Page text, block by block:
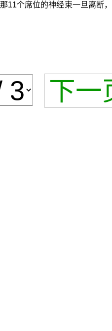
11个席位的神经束一旦离
下一